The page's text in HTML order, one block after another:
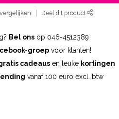
Deel dit product
Bel ons op 046-4512389
groep voor klanten!
cadeaus en leuke kortingen
vanaf 100 euro excl. btw